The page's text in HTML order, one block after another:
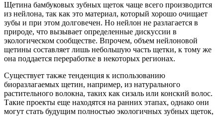
Щетина бамбуковых зубных щеток чаще всего производится
из нейлона, так как это материал, который хорошо очищает
зубы и при этом долговечен. Но нейлон не разлагается в
природе, что вызывает определенные дискуссии в
экологическом сообществе. Впрочем, объем нейлоновой
щетины составляет лишь небольшую часть щетки, к тому же
она поддается переработке в некоторых регионах.
Существует также тенденция к использованию
биоразлагаемых щетин, например, из натурального
растительного волокна, таких как сизаль или конский волос.
Такие проекты еще находятся на ранних этапах, однако они
могут стать будущим полностью экологичных зубных щеток,